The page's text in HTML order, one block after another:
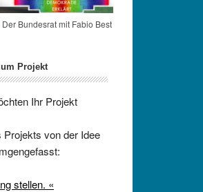
Bundesrat mit Fabio Best
Projekt
Ihr Projekt
Projekts von der Idee
stellen. «